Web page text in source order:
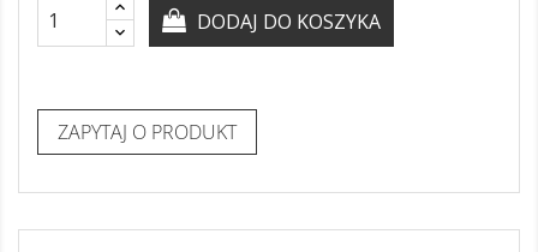
DODAJ DO KOSZYKA
ZAPYTAJ O PRODUKT